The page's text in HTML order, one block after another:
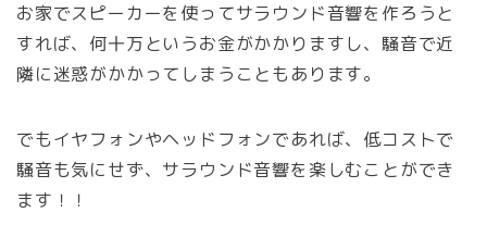
お家でスピーカーを使ってサラウンド音響を作ろうと
すれば、何十万というお金がかかりますし、騒音で近
隣に迷惑がかかってしまうこともあります。
でもイヤフォンやヘッドフォンであれば、低コストで
騒音も気にせず、サラウンド音響を楽しむことができ
ます！！